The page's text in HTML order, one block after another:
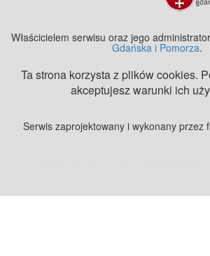
Właścicielem serwisu oraz jego
Gdańska i Pomorza.
Ta strona korzysta z plików cookies.
akceptujesz warunki ich
Serwis zaprojektowany i wykonany przez